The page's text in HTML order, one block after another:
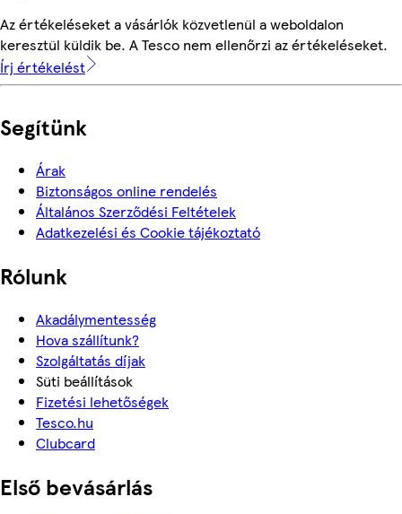
Az értékeléseket a vásárlók közvetlenül a weboldalon
keresztül küldik be. A Tesco nem ellenőrzi az értékeléseket.
Írj értékelést
Segítünk
Árak
Biztonságos online rendelés
Általános Szerződési Feltételek
Adatkezelési és Cookie tájékoztató
Rólunk
Akadálymentesség
Hova szállítunk?
Szolgáltatás díjak
Süti beállítások
Fizetési lehetőségek
Tesco.hu
Clubcard
Első bevásárlás